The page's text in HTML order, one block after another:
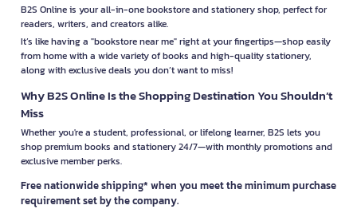
B2S Online is your all-in-one bookstore and stationery shop, perfect for
readers, writers, and creators alike.
It’s like having a "bookstore near me" right at your fingertips—shop easily
from home with a wide variety of books and high-quality stationery,
along with exclusive deals you don’t want to miss!
Why B2S Online Is the Shopping Destination You Shouldn’t
Miss
Whether you're a student, professional, or lifelong learner, B2S lets you
shop premium books and stationery 24/7—with monthly promotions and
exclusive member perks.
Free nationwide shipping* when you meet the minimum purchase
requirement set by the company.